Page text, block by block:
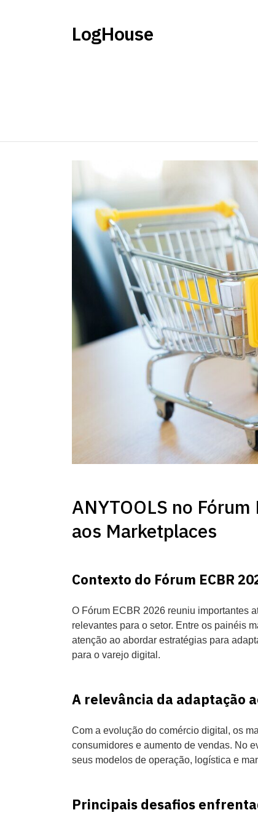
LogHouse
ANYTOOLS no
aos Marketplaces
Contexto do Fórum ECBR
O Fórum ECBR 2026 reuniu importantes
relevantes para o setor. Entre os painéis
atenção ao abordar estratégias para
para o varejo digital.
A relevância da adaptação
Com a evolução do comércio digital, os
consumidores e aumento de vendas. No
seus modelos de operação, logística e
Principais desafios